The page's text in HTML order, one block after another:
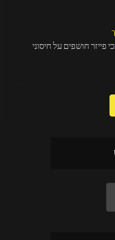
חושפים על חיסוני